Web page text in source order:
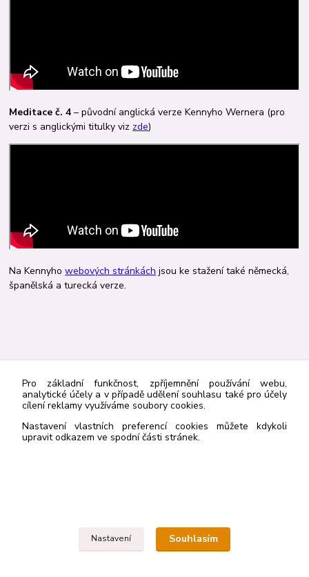
Meditace č. 4 – původní anglická verze Kennyho Wernera (pro
verzi s anglickými titulky viz zde)
Na Kennyhowebových stránkách jsou ke stažení také německá,
španělská a turecká verze.
Kontakt
Pro základní funkčnost, zpříjemnění používání webu,
analytické účely a v případě udělení souhlasu také pro účely
cílení reklamy využíváme soubory cookies.
Nastavení vlastních preferencí cookies můžete kdykoli
upravit odkazem ve spodní části stránek.
Nastavení Souhlasím